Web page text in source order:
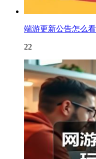
端游更新公告怎么
22